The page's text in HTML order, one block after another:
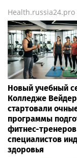
Health.russia24.pro
Новый учебный
Колледже
стартовали
программы
фитнес-
специалистов
здоровья